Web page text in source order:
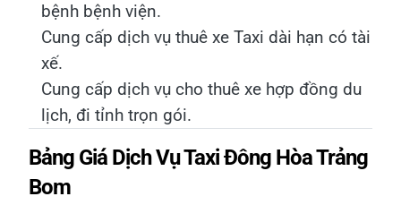
bệnh bệnh viện.
Cung cấp dịch vụ thuê xe Taxi dài hạn có tài
xế.
Cung cấp dịch vụ cho thuê xe hợp đồng du
lịch, đi tỉnh trọn gói.
Bảng Giá Dịch Vụ Taxi Đông Hòa Trảng
Bom